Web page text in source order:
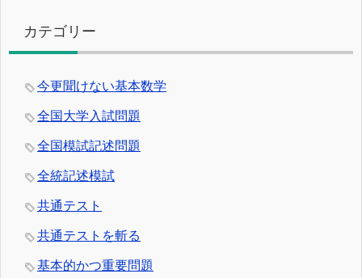
カテゴリー
今更聞けない基本数学
全国大学入試問題
全国模試記述問題
全統記述模試
共通テスト
共通テストを斬る
基本的かつ重要問題